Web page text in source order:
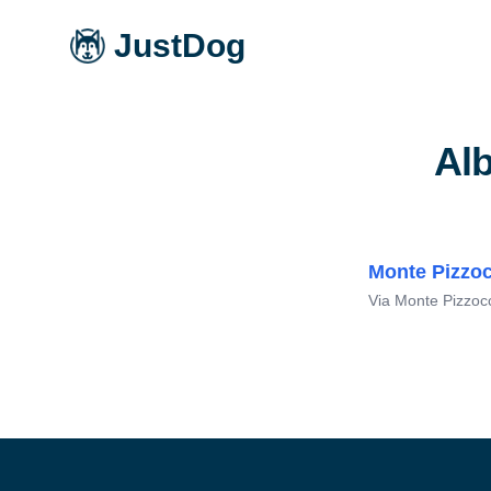
JustDog
Monte
Via Monte